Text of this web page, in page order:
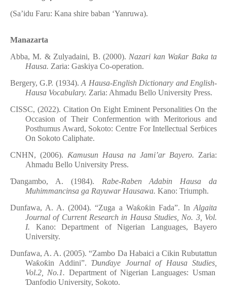
(Sa’idu Faru: Kana shire baban ‘Yanruwa).
Manazarta
Abba, M. & Zulyadaini, B. (2000). Nazari kan Waƙar Baka ta
Hausa. Zaria: Gaskiya Co-operation.
Bergery, G.P. (1934).A Hausa-English Dictionary and English-
Hausa Vocabulary. Zaria: Ahmadu Bello University Press.
CISSC, (2022). Citation On Eight Eminent Personalities On the
Occasion of Their Confermention with Meritorious and
Posthumus Award, Sokoto: Centre For Intellectual Serɓices
On Sokoto Caliphate.
CNHN, (2006). Ƙamusun Hausa na Jami’ar Bayero. Zaria:
Ahmadu Bello University Press.
Ɗangambo, A. (1984). Rabe-Raben Adabin Hausa da
Muhimmancinsa ga Rayuwar Hausawa. Kano: Triumph.
Dunfawa, A. A. (2004). “Zuga a Waƙoƙin Fada”. InAlgaita
Journal of Current Research in Hausa Studies, No. 3, Vol.
I. Kano: Department of Nigerian Languages, Bayero
University.
Dunfawa, A. A. (2005). “Zambo Da Habaici a Cikin Rubutattun
Waƙoƙin Addini”. Ɗunɗaye Journal of Hausa Studies,
Vol.2, No.1. Department of Nigerian Languages: Usman
Ɗanfodio University, Sokoto.